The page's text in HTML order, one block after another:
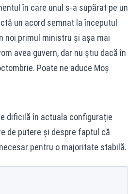
în care unul s-a supărat pe un
un acord semnat la începutul
noi primul ministru și așa mai
avea guvern, dar nu știu dacă în
Poate ne aduce Moș
dificilă în actuala configurație
de putere și despre faptul că
pentru o majoritate stabilă.